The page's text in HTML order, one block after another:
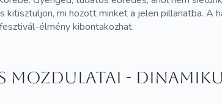
mi hozott minket a jelen pillanatba. A
élmény kibontakozhat.
mozdulatai -